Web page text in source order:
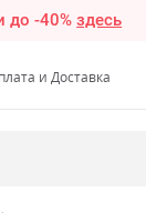
до -40%здесь
и Доставка